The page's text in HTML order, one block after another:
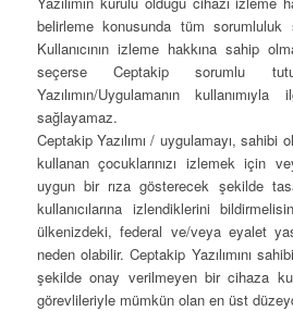
belirleme konusunda tüm sorumluluk
Kullanıcının izleme hakkına sahip
seçerse Ceptakip sorumlu
Yazılımın/Uygulamanın
sağlayamaz.
Ceptakip Yazılımı / uygulamayı, sahibi
kullanan çocuklarınızı izlemek için
uygun bir rıza gösterecek şekilde
kullanıcılarına izlendiklerini
ülkenizdeki, federal ve/veya eyalet
neden olabilir. Ceptakip Yazılımını
şekilde onay verilmeyen bir cihaza
görevlileriyle mümkün olan en üst